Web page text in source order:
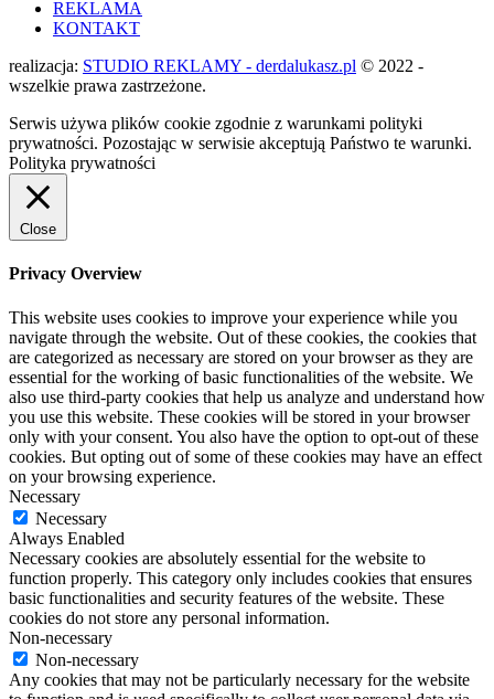
REKLAMA
KONTAKT
realizacja: STUDIO REKLAMY - derdalukasz.pl © 2022 -
wszelkie prawa zastrzeżone.
Serwis używa plików cookie zgodnie z warunkami polityki
prywatności. Pozostając w serwisie akceptują Państwo te warunki.
Polityka prywatności
Close
Privacy Overview
This website uses cookies to improve your experience while you
navigate through the website. Out of these cookies, the cookies that
are categorized as necessary are stored on your browser as they are
essential for the working of basic functionalities of the website. We
also use third-party cookies that help us analyze and understand how
you use this website. These cookies will be stored in your browser
only with your consent. You also have the option to opt-out of these
cookies. But opting out of some of these cookies may have an effect
on your browsing experience.
Necessary
Necessary
Always Enabled
Necessary cookies are absolutely essential for the website to
function properly. This category only includes cookies that ensures
basic functionalities and security features of the website. These
cookies do not store any personal information.
Non-necessary
Non-necessary
Any cookies that may not be particularly necessary for the website